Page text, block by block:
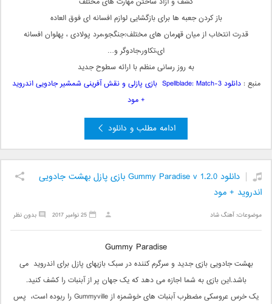
باز کردن جعبه ها برای بازگشایی لوازم افسانه ای فوق العاده
قدرت انتخاب از میان قهرمان های مختلف:جنگجو،مرد پولادی ، پهلوان افسانه
ای،تکاور،جادوگر و…
به روز رسانی منظم با ارائه سطوح جدید
منبع :
دانلود Spellblade: Match-3 بازی پازلی و نقش آفرینی شمشیر جادویی اندروید
+ مود
ادامه مطلب و دانلود
دانلود Gummy Paradise v 1.2.0 بازی پازل بهشت جادویی
اندروید + مود
موضوعات:آهنگ شاد بدون نظر 25 نوامبر 2017
Gummy Paradise
بهشت جادویی بازی جدید و سرگرم کننده در سبک بازیهای پازل برای اندروید می
باشد.این بازی به شما اجازه می دهد که یک جهان پر از آبنبات را کشف کنید.
یک خرس عروسکی مضطرب آبنبات های خوشمزه از Gummyville را ربوده است، پس